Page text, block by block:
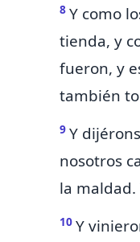
8 Y como
tienda, y
fueron, y
también
9 Y
nosotros
la maldad.
10 Y